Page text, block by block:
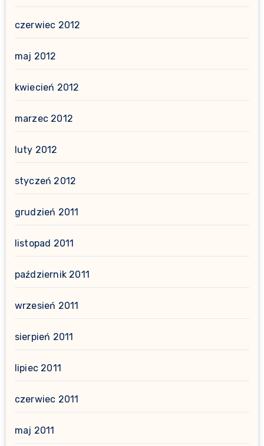
czerwiec 2012
maj 2012
kwiecień 2012
marzec 2012
luty 2012
styczeń 2012
grudzień 2011
listopad 2011
październik 2011
wrzesień 2011
sierpień 2011
lipiec 2011
czerwiec 2011
maj 2011